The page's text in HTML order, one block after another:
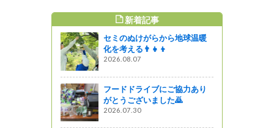
新着記事
セミのぬけがらから地球温暖
化を考える👨‍👧‍👦
2026.08.07
フードドライブにご協力あり
がとうございました🙇
2026.07.30